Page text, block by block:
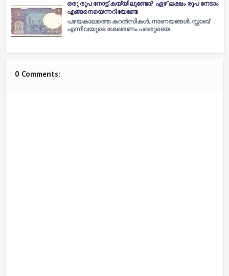
ഒരു രൂപ നോട്ട് കയ്യിലുണ്ടോ? ഏഴ് ലക്ഷം രൂപ നേടാം
എങ്ങനെയെന്നറിയേണ്ടേ
പഴയകാലത്തെ കറന്‍സികള്‍, നാണയങ്ങള്‍, സ്റ്റാബ്
എന്നിവയുടെ ശേഖരണം പലരുടെയ…
0 Comments: